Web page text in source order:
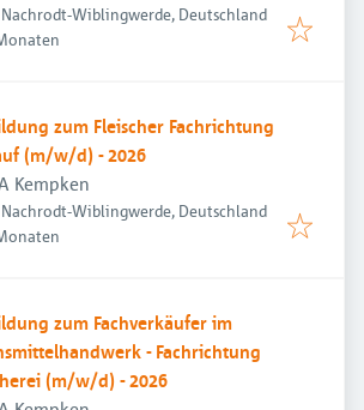
Nachrodt-Wiblingwerde, Deutschland
:
zum Fleischer Fachrichtung
(m/w/d) - 2026
Kempken
Nachrodt-Wiblingwerde, Deutschland
:
zum Fachverkäufer im
- Fachrichtung
(m/w/d) - 2026